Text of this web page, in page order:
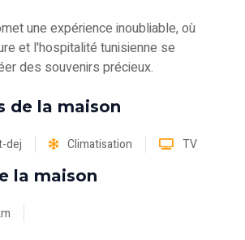
une expérience inoubliable, où
et l'hospitalité tunisienne se
des souvenirs précieux.
de la maison
dej Climatisation TV
la maison